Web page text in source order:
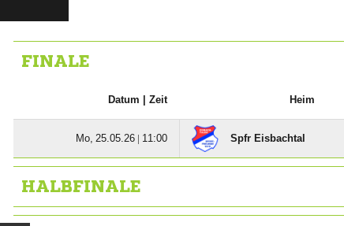
FINALE
Datum | Zeit Heim
  |  Spfr Eisbachtal
HALBFINALE